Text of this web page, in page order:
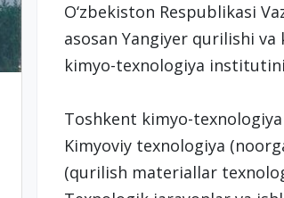
O‘zbekiston Respublikasi
asosan Yangiyer qurilishi
kimyo-texnologiya
Toshkent kimyo-
Kimyoviy texnologiya
(qurilish materiallar